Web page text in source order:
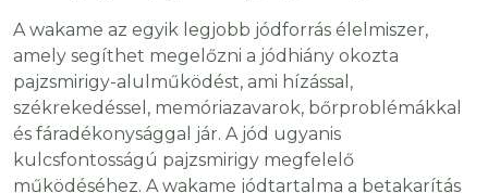
A wakame az egyik legjobb jódforrás élelmiszer,
amely segíthet megelőzni a jódhiány okozta
pajzsmirigy-alulműködést, ami hízással,
székrekedéssel, memóriazavarok, bőrproblémákkal
és fáradékonysággal jár. A jód ugyanis
kulcsfontosságú pajzsmirigy megfelelő
működéséhez. A wakame jódtartalma a betakarítás